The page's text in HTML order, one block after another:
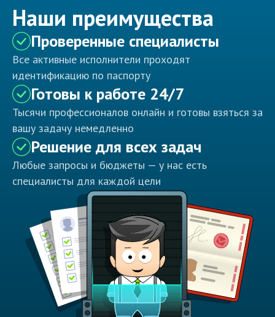
Наши преимущества
Проверенные специалисты
Все активные исполнители проходят
идентификацию по паспорту
Готовы к работе 24/7
Тысячи профессионалов онлайн и готовы взяться за
вашу задачу немедленно
Решение для всех задач
Любые запросы и бюджеты — у нас есть
специалисты для каждой цели